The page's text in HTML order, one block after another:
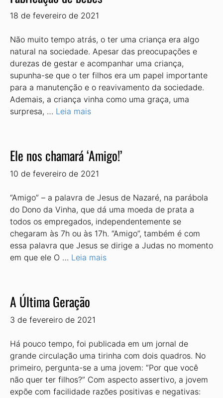
18 de fevereiro de 2021
Não muito tempo atrás, o ter uma criança era algo
natural na sociedade. Apesar das preocupações e
durezas de gestar e acompanhar uma criança,
supunha-se que o ter filhos era um papel importante
para a manutenção e o reavivamento da sociedade.
Ademais, a criança vinha como uma graça, uma
surpresa, … Leia mais
Ele nos chamará ‘Amigo!’
10 de fevereiro de 2021
“Amigo” – a palavra de Jesus de Nazaré, na parábola
do Dono da Vinha, que dá uma moeda de prata a
todos os empregados, independentemente se
chegaram às 7h ou às 17h. “Amigo”, também é com
essa palavra que Jesus se dirige a Judas no momento
em que ele O … Leia mais
A Última Geração
3 de fevereiro de 2021
Há pouco tempo, foi publicada em um jornal de
grande circulação uma tirinha com dois quadros. No
primeiro, pergunta-se a uma jovem: “Por que você
não quer ter filhos?” Com aspecto assertivo, a jovem
expõe com facilidade razões positivas e negativas: